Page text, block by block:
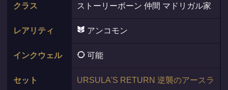
クラス ストーリーボーン 仲間 マドリガル家
レアリティ アンコモン
インクウェル 可能
セット URSULA'S RETURN 逆襲のアースラ